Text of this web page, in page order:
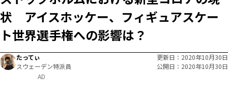
状 アイスホッケー、フィギュアスケー
ト世界選手権への影響は？
たってぃ
スウェーデン特派員
更新日
2020年10月30日
公開日
2020年10月30日
AD